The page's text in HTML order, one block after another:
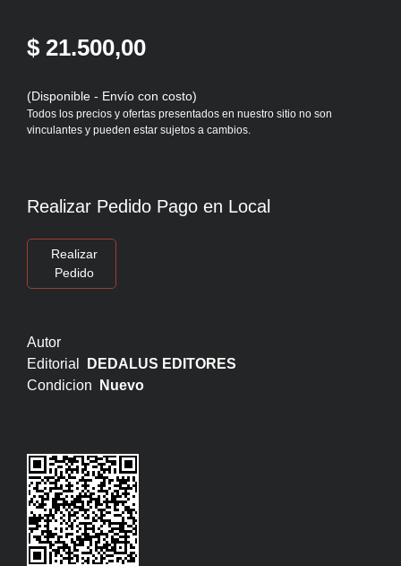
$ 21.500,00
(Disponible - Envío con costo)
Todos los precios y ofertas presentados en nuestro sitio no son
vinculantes y pueden estar sujetos a cambios.
Realizar Pedido Pago en Local
Realizar
Pedido
Autor
Editorial
DEDALUS EDITORES
Condicion
Nuevo